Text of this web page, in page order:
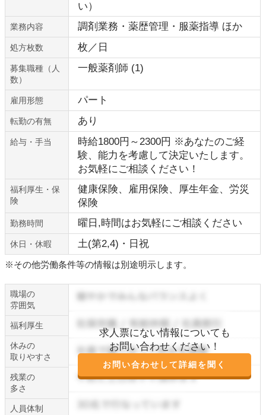
い）
業務内容 調剤業務・薬歴管理・服薬指導 ほか
処方枚数 枚／日
募集職種（人
数）
一般薬剤師 (1)
雇用形態 パート
転勤の有無 あり
給与・手当
時給1800円～2300円 ※あなたのご経
験、能力を考慮して決定いたします。
お気軽にご相談ください！
福利厚生・保
険
健康保険、雇用保険、厚生年金、労災
保険
勤務時間 曜日,時間はお気軽にご相談ください
休日・休暇 土(第2,4)・日祝
※その他労働条件等の情報は別途明示します。
職場の
雰囲気
求人票にない情報についても
お問い合わせください！
お問い合わせして詳細を聞く
福利厚生
休みの
取りやすさ
残業の
多さ
人員体制